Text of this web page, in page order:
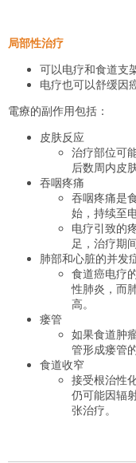
局部性治疗
可以电疗和食道支
电疗也可以舒缓因
電療的副作用包括：
皮肤反应
治疗部位可
后数周内皮
吞咽疼痛
吞咽疼痛是
始，持续至
电疗引致的
足，治疗期
肺部和心脏的并发
食道癌电疗
性肺炎， 而
高。
瘘管
如果食道肿
管形成瘘管
食道收窄
接受根治性
仍可能因辐
张治疗。